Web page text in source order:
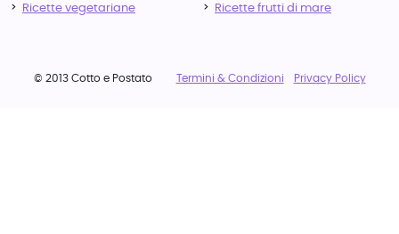
Ricette vegetariane Ricette frutti di mare
© 2013 Cotto e Postato Termini & Condizioni Privacy Policy